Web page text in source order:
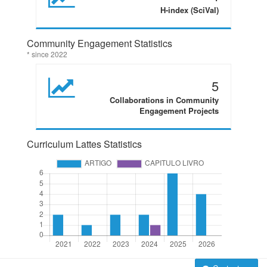
H-index (SciVal)
Community Engagement Statistics
* since 2022
5
Collaborations in Community
Engagement Projects
Curriculum Lattes Statistics